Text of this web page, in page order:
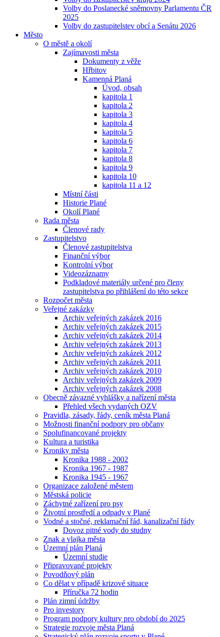
Volby do Poslanecké sněmovny Parlamentu ČR
2025
Volby do zastupitelstev obcí a Senátu 2026
Město
O městě a okolí
Zajímavosti města
Dokumenty z věže
Hřbitov
Kamenná Planá
Úvod, obsah
kapitola 1
kapitola 2
kapitola 3
kapitola 4
kapitola 5
kapitola 6
kapitola 7
kapitola 8
kapitola 9
kapitola 10
kapitola 11 a 12
Místní části
Historie Plané
Okolí Plané
Rada města
Členové rady
Zastupitelstvo
Členové zastupitelstva
Finanční výbor
Kontrolní výbor
Videozáznamy
Podkladové materiály určené pro členy
zastupitelstva po přihlášení do této sekce
Rozpočet města
Veřejné zakázky
Archiv veřejných zakázek 2016
Archiv veřejných zakázek 2015
Archiv veřejných zakázek 2014
Archiv veřejných zakázek 2013
Archiv veřejných zakázek 2012
Archiv veřejných zakázek 2011
Archiv veřejných zakázek 2010
Archiv veřejných zakázek 2009
Archiv veřejných zakázek 2008
Obecně závazné vyhlášky a nařízení města
Přehled všech vydaných OZV
Pravidla, zásady, řády, ceník města Planá
Možnosti finanční podpory pro občany
Spolufinancované projekty
Kultura a turistika
Kroniky města
Kronika 1988 - 2002
Kronika 1967 - 1987
Kronika 1945 - 1967
Organizace založené městem
Městská policie
Záchytné zařízení pro psy
Životní prostředí a odpady v Plané
Vodné a stočné, reklamační řád, kanalizační řády
Dovoz pitné vody do studny
Znak a vlajka města
Územní plán Planá
Územní studie
Připravované projekty
Povodňový plán
Co dělat v případě krizové situace
Příručka 72 hodin
Plán zimní údržby
Pro investory
Program podpory kultury pro období do 2025
Strategie rozvoje města Planá